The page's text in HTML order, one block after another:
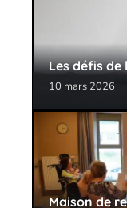
Les défis de
10 mars 2026
Maison de